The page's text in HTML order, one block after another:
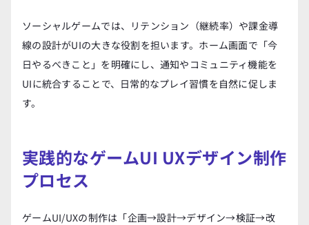
ソーシャルゲームでは、リテンション（継続率）や課金導
線の設計がUIの大きな役割を担います。ホーム画面で「今
日やるべきこと」を明確にし、通知やコミュニティ機能を
UIに統合することで、日常的なプレイ習慣を自然に促しま
す。
実践的なゲームUI UXデザイン制作
プロセス
ゲームUI/UXの制作は「企画→設計→デザイン→検証→改